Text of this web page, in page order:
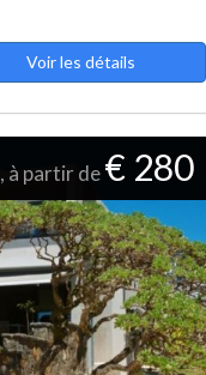
Voir les détails
à partir de€ 280